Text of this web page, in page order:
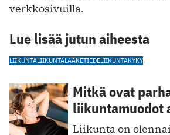
verkko­si­vuilla.
Lue lisää jutun aiheesta
LIIKUNTALIIKUNTALÄÄKETIEDELIIKUNTAKYKY
Mitkä ovat
liikuntamuodot
Liikunta on